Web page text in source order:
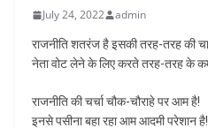
July 24, 2022 admin
राजनीति शतरंज है इसकी तरह-तरह की
नेता वोट लेने के लिए करते तरह-तरह के
राजनीति की चर्चा चौक-चौराहे पर आम है!
इनसे पसीना बहा रहा आम आदमी परेशान